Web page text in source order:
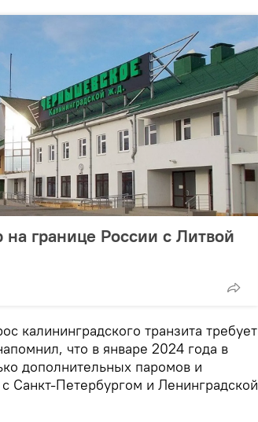
границе России с Литвой
калининградского транзита требует
что в январе 2024 года в
дополнительных паромов и
Санкт-Петербургом и Ленинградской